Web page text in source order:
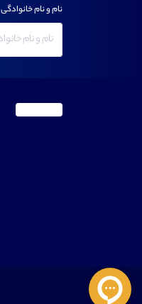
نام و نام خانوادگی